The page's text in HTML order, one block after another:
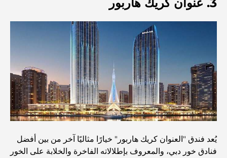
مطاعم دبي الحائزة على نجمة ميشلان: جولة مغامرة لعشاق
استكشاف مطاعم جميرا جولف إستيتس: دليل الطهي
Dubai Horse Racing: Where Tradition Meets
Global Competition
الحياة في الجزيرة
يُعد فندق "العنوان كريك هاربور" خيارًا مثاليًا آخر من بين أفضل
فنادق خور دبي، والمعروف بإطلالاته الفاخرة والخلابة على الخور